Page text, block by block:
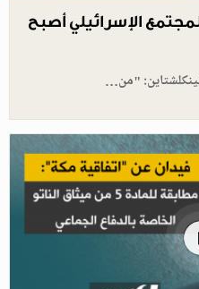
الإسرائيلي أصبح
فينكلشتاين: "من…